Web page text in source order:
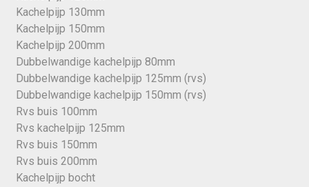
Kachelpijp 130mm
Kachelpijp 150mm
Kachelpijp 200mm
Dubbelwandige kachelpijp 80mm
Dubbelwandige kachelpijp 125mm (rvs)
Dubbelwandige kachelpijp 150mm (rvs)
Rvs buis 100mm
Rvs kachelpijp 125mm
Rvs buis 150mm
Rvs buis 200mm
Kachelpijp bocht